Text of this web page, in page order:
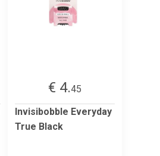
€ 4.45
Invisibobble Everyday
True Black